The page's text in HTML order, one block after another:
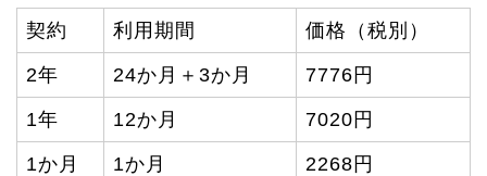
契約 利用期間 価格（税別）
2年 24か月＋3か月 7776円
1年 12か月 7020円
1か月 1か月 2268円